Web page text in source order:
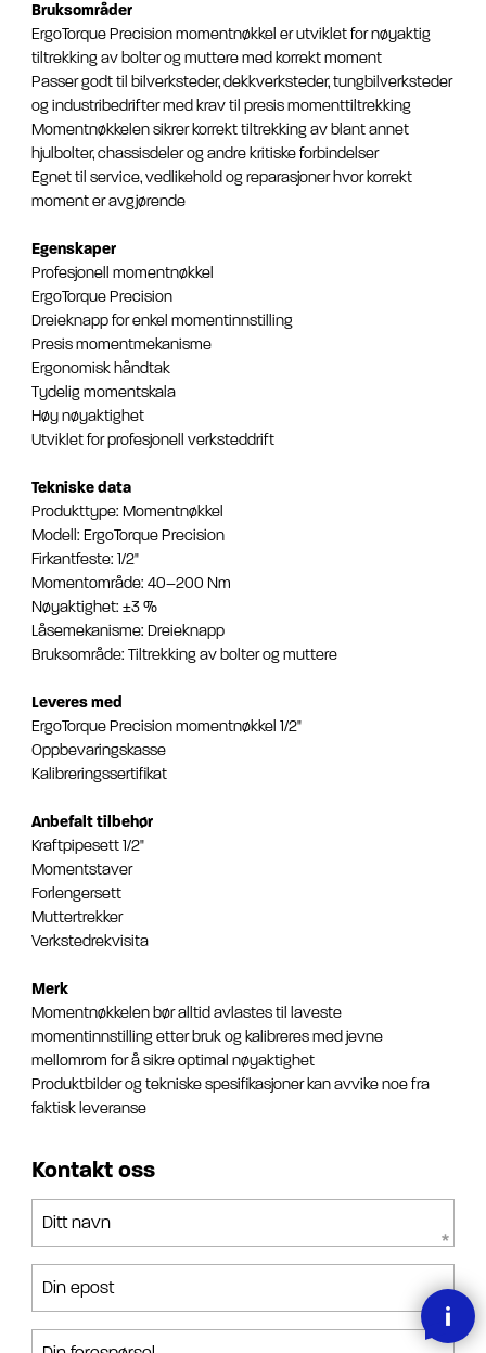
Bruksområder
ErgoTorque Precision momentnøkkel er utviklet for nøyaktig
tiltrekking av bolter og muttere med korrekt moment
Passer godt til bilverksteder, dekkverksteder, tungbilverksteder
og industribedrifter med krav til presis momenttiltrekking
Momentnøkkelen sikrer korrekt tiltrekking av blant annet
hjulbolter, chassisdeler og andre kritiske forbindelser
Egnet til service, vedlikehold og reparasjoner hvor korrekt
moment er avgjørende
Egenskaper
Profesjonell momentnøkkel
ErgoTorque Precision
Dreieknapp for enkel momentinnstilling
Presis momentmekanisme
Ergonomisk håndtak
Tydelig momentskala
Høy nøyaktighet
Utviklet for profesjonell verksteddrift
Tekniske data
Produkttype: Momentnøkkel
Modell: ErgoTorque Precision
Firkantfeste: 1/2"
Momentområde: 40–200 Nm
Nøyaktighet: ±3 %
Låsemekanisme: Dreieknapp
Bruksområde: Tiltrekking av bolter og muttere
Leveres med
ErgoTorque Precision momentnøkkel 1/2"
Oppbevaringskasse
Kalibreringssertifikat
Anbefalt tilbehør
Kraftpipesett 1/2"
Momentstaver
Forlengersett
Muttertrekker
Verkstedrekvisita
Merk
Momentnøkkelen bør alltid avlastes til laveste
momentinnstilling etter bruk og kalibreres med jevne
mellomrom for å sikre optimal nøyaktighet
Produktbilder og tekniske spesifikasjoner kan avvike noe fra
faktisk leveranse
Kontakt oss
Ditt navn
Din epost